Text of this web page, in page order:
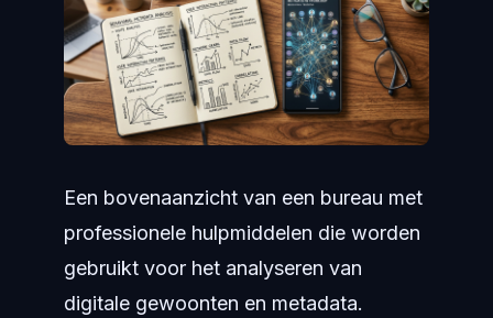
Een bovenaanzicht van een bureau met
professionele hulpmiddelen die worden
gebruikt voor het analyseren van
digitale gewoonten en metadata.